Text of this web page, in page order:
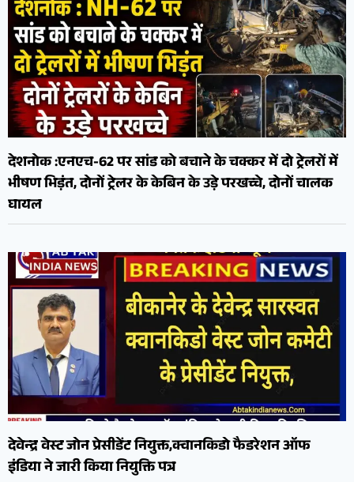
देशनोक :एनएच-62 पर सांड को बचाने के चक्कर में दो ट्रेलरों में
भीषण भिड़ंत, दोनों ट्रेलर के केबिन के उड़े परखच्चे, दोनों चालक
घायल
देवेन्द्र वेस्ट जोन प्रेसीडेंट नियुक्त,क्वानकिडो फैडरेशन ऑफ
इंडिया ने जारी किया नियुक्ति पत्र